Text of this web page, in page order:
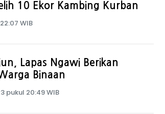
10 Ekor Kambing Kurban
WIB
Lapas Ngawi Berikan
Binaan
pukul 20:49 WIB